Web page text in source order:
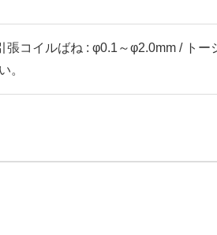
コイルばね : φ0.1～φ2.0mm / ト
。